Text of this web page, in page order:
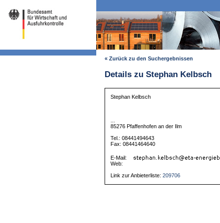
« Zurück zu den Suchergebnissen
Details zu Stephan Kelbsch
Stephan Kelbsch
...
85276 Pfaffenhofen an der Ilm
Tel.: 08441494643
Fax: 08441464640
E-Mail:
Web:
Link zur Anbieterliste:209706